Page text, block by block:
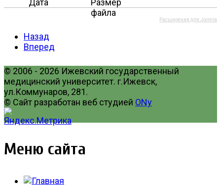
Расширения для Joomla
Назад
Вперед
© 2006 - 2026 Ижевский государственный
медицинский университет. г.Ижевск,
ул.Коммунаров, 281.
© Сайт разработан веб студией ONy
Меню сайта